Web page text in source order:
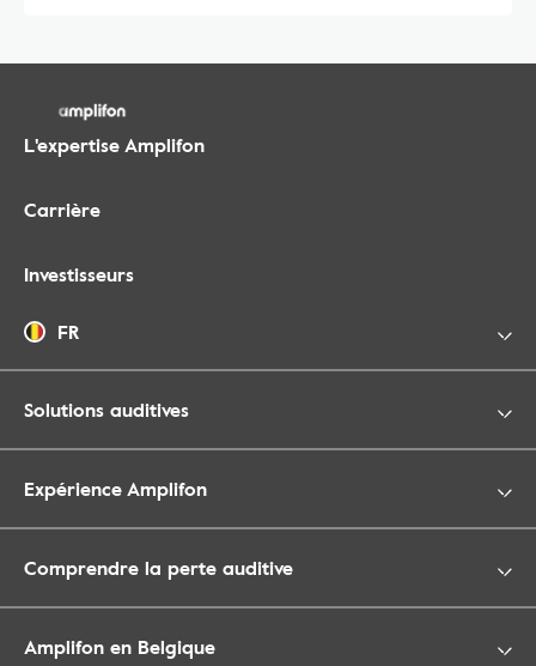
L'expertise Amplifon
Carrière
Investisseurs
FR
Solutions auditives
Expérience Amplifon
Comprendre la perte auditive
Amplifon en Belgique